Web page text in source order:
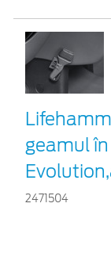
geamul
2471504